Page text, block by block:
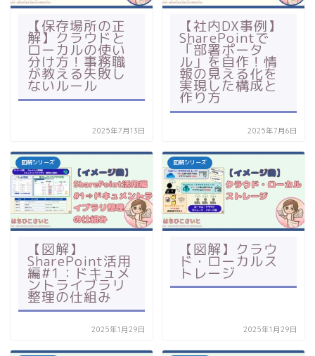
【保存場所の正
解】クラウドと
ローカルの使い
分け方！事務職
が教える失敗し
ないルール
2025年7月13日
【社内DX事例】
SharePointで
「部署ポータ
ル」を自作！情
報の見える化を
実現した構成と
作り方
2025年7月6日
図解シリーズ
【図解】
SharePoint活用
編#1：ドキュメ
ントライブラリ
整理の仕組み
2025年1月29日
図解シリーズ
【図解】クラウ
ド・ローカルス
トレージ
2025年1月29日